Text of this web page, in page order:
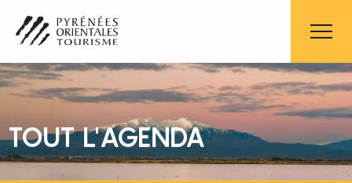
contenu
principal
TOUT L'AGENDA